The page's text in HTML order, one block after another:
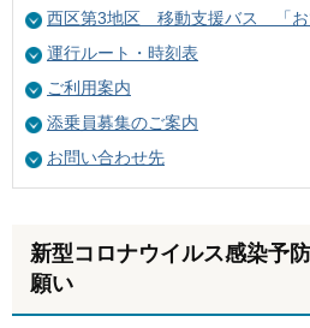
西区第3地区 移動支援バス 「お
運行ルート・時刻表
ご利用案内
添乗員募集のご案内
お問い合わせ先
新型コロナウイルス感染予
願い